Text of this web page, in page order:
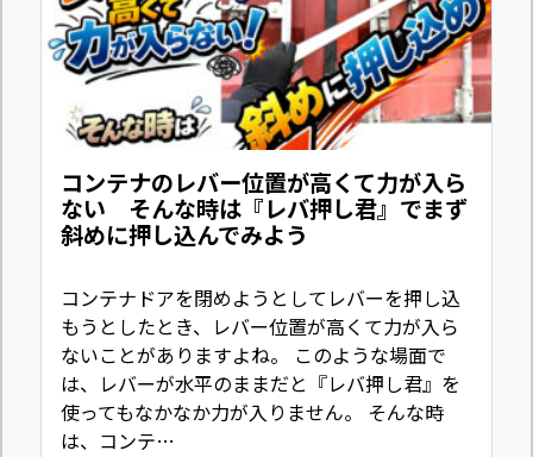
コンテナのレバー位置が高くて力が入ら
ない そんな時は『レバ押し君』でまず
斜めに押し込んでみよう
コンテナドアを閉めようとしてレバーを押し込
もうとしたとき、レバー位置が高くて力が入ら
ないことがありますよね。 このような場面で
は、レバーが水平のままだと『レバ押し君』を
使ってもなかなか力が入りません。 そんな時
は、コンテ…